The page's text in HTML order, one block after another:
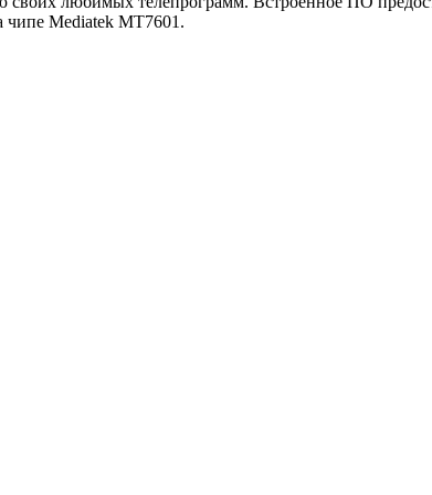
чипе Mediatek MT7601.